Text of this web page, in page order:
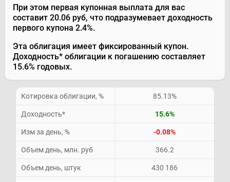
При этом первая купонная выплата для вас
составит 20.06 руб, что подразумевает доходность
первого купона 2.4%.
Эта облигация имеет фиксированный купон.
Доходность* облигации к погашению составляет
15.6% годовых.
Котировка облигации, % 85.13%
Доходность* 15.6%
Изм за день, % -0.08%
Объем день, млн. руб 366.2
Объем день, штук 430 186